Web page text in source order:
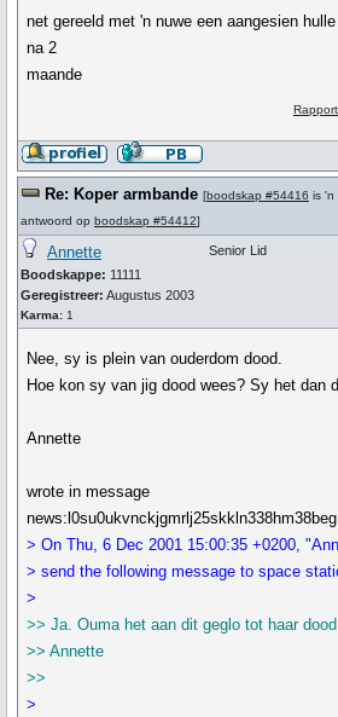
net gereeld met 'n nuwe een aangesien
na 2
maande
Re: Koper armbande [boodskap #54416 is 'n
antwoord op boodskap #54412]
Annette
Boodskappe: 11111
Geregistreer: Augustus 2003
Karma: 1
Senior Lid
Nee, sy is plein van ouderdom dood.
Hoe kon sy van jig dood wees? Sy het dan
Annette
wrote in message
> On Thu, 6 Dec 2001 15:00:35 +0200,
> send the following message to space
>
>> Ja. Ouma het aan dit geglo tot haar
>> Annette
>>
>